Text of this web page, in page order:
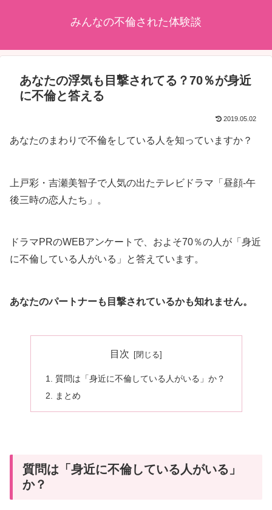
みんなの不倫された体験談
あなたの浮気も目撃されてる？70％が身近
に不倫と答える
2019.05.02
あなたのまわりで不倫をしている人を知っていますか？
上戸彩・吉瀬美智子で人気の出たテレビドラマ「昼顔-午
後三時の恋人たち」。
ドラマPRのWEBアンケートで、およそ70％の人が「身近
に不倫している人がいる」と答えています。
あなたのパートナーも目撃されているかも知れません。
目次
質問は「身近に不倫している人がいる」か？
まとめ
質問は「身近に不倫している人がいる」
か？